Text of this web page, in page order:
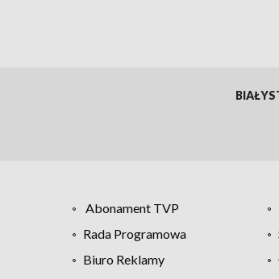
Abonament TVP
Rada Programowa
Biuro Reklamy